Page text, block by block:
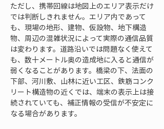
ただし、携帯回線は地図上のエリア表示だけ
では判断しきれません。エリア内であって
も、現場の地形、建物、仮設物、地下構造
物、周辺の混雑状況によって実際の通信品質
は変わります。道路沿いでは問題なく使えて
も、数十メートル奥の造成地に入ると通信が
弱くなることがあります。橋梁の下、法面の
下部、河川敷、山林に近い工区、鉄筋コンク
リート構造物の近くでは、端末の表示上は接
続されていても、補正情報の受信が不安定に
なる場合があります。